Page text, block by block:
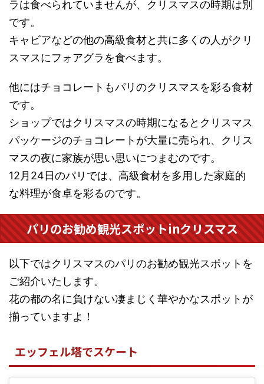
ラは食べられていませんが、クリスマスの時期は別
です。
キャビアなどの他の高級食材と共に多くの人がクリ
スマスにフォアグラを食べます。
他にはチョコレートもパリのクリスマスを彩る食材
です。
ショップではクリスマスの時期になるとクリスマス
パッケージのチョコレートが大量に売られ、クリス
マスの夜に家族が思い思いにつまむのです。
12月24日のパリでは、高級食材を多用した家庭的
な料理が食卓を彩るのです。
パリのお勧め観光スポットinクリスマス
以下ではクリスマスのパリのお勧め観光スポットを
ご紹介いたします。
花の都の名に負けない凄まじく華やかなスポットが
揃っていますよ！
エッフェル塔でスケート